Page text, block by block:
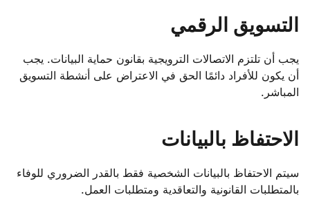
التسويق الرقمي
يجب أن تلتزم الاتصالات الترويجية بقانون حماية البيانات. يجب
أن يكون للأفراد دائمًا الحق في الاعتراض على أنشطة التسويق
المباشر.
الاحتفاظ بالبيانات
سيتم الاحتفاظ بالبيانات الشخصية فقط بالقدر الضروري للوفاء
بالمتطلبات القانونية والتعاقدية ومتطلبات العمل.